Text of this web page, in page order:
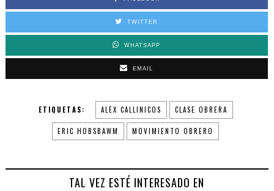
TWITTER
WHATSAPP
EMAIL
ETIQUETAS: ALEX CALLINICOS CLASE OBRERA
ERIC HOBSBAWM MOVIMIENTO OBRERO
TAL VEZ ESTÉ INTERESADO EN